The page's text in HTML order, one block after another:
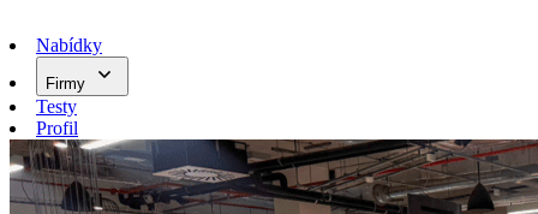
Nabídky
Firmy
Testy
Profil